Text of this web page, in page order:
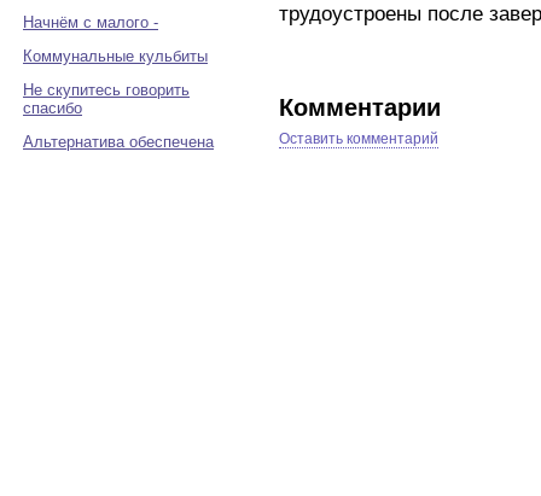
Начнём с малого -
Коммунальные кульбиты
Не скупитесь говорить
спасибо
Альтернатива обеспечена
трудоустроены после
Комментарии
Оставить комментарий